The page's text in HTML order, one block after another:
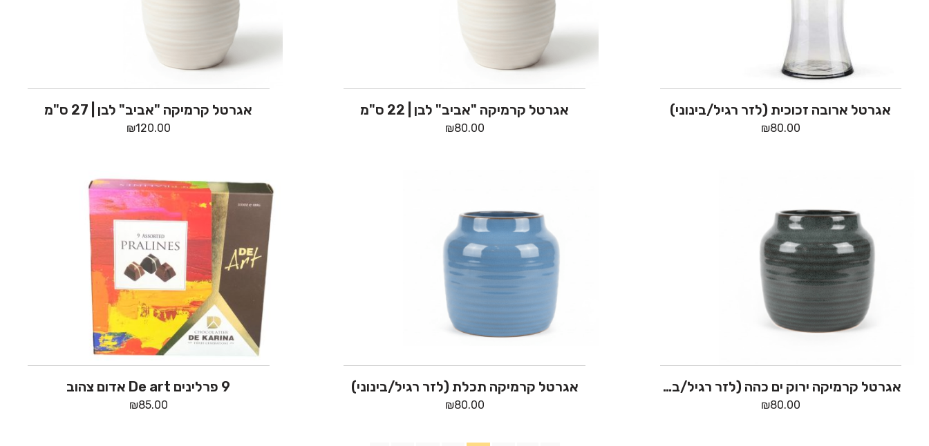
אגרטל ארובה זכוכית (לזר רגיל/בינוני)
₪80.00
אגרטל קרמיקה "אביב" לבן | 22 ס"מ
₪80.00
אגרטל קרמיקה "אביב" לבן | 27 ס"מ
₪120.00
אגרטל קרמיקה ירוק ים כהה (לזר רגיל/בינוני)
₪80.00
אגרטל קרמיקה תכלת (לזר רגיל/בינוני)
₪80.00
9 פרלינים De art אדום צהוב
₪85.00